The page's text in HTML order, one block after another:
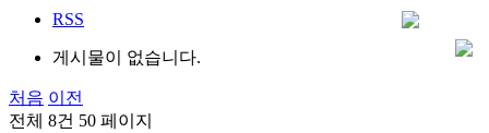
RSS
게시물이 없습니다.
처음 이전
전체 8건 50 페이지